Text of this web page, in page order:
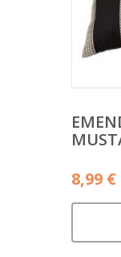
8,99 €